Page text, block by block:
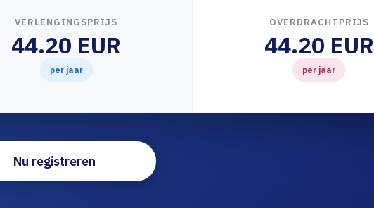
VERLENGINGSPRIJS
44.20 EUR
per jaar
OVERDRACHTPRIJS
44.20 EUR
per jaar
Nu registreren